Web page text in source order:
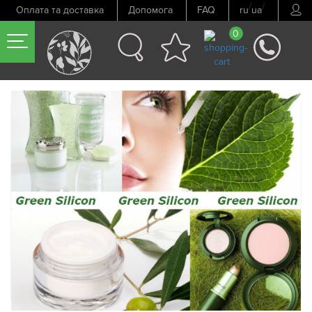
Оплата та доставка Допомога FAQ ru/ua/
0
Попередній товар Наступний товар